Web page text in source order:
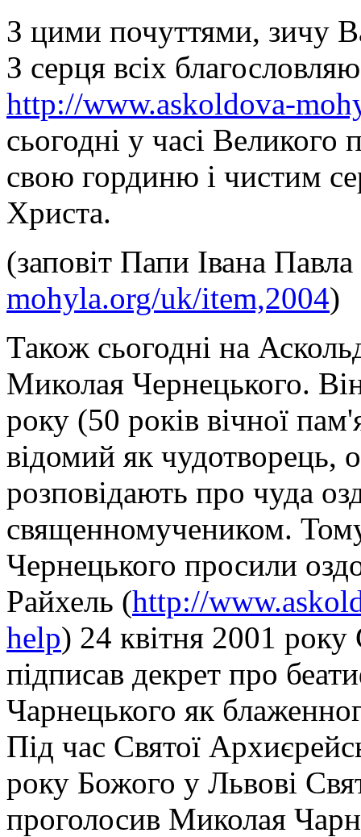
З цими почуттями, зичу
З серця всіх
http://www.askoldova-
сьогодні у часі
свою гординю і чистим
Христа.
(заповіт Папи Івана
mohyla.org/uk/item,2004)
Також сьогодні на
Миколая Чернецького.
року (50 років вічної
відомий як чудотворець,
розповідають про чуда
священномучеником.
Чернецького просили
Райхель (http://
help) 24 квітня 2001
підписав декрет про
Чарнецького як
Під час Святої
року Божого у Львові
проголосив Миколая